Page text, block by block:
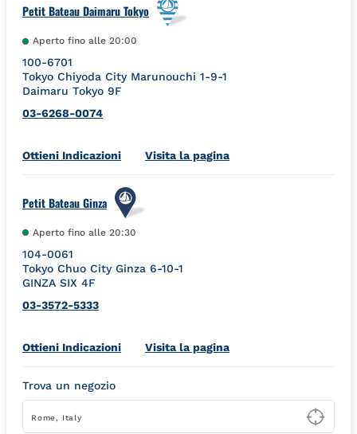
Petit Bateau Daimaru Tokyo
Aperto fino alle 20:00
100-6701
Tokyo Chiyoda City Marunouchi 1-9-1
Daimaru Tokyo 9F
03-6268-0074
Ottieni IndicazioniLink Opens in New Tab
Visita la pagina
Petit Bateau Ginza
Aperto fino alle 20:30
104-0061
Tokyo Chuo City Ginza 6-10-1
GINZA SIX 4F
03-3572-5333
Ottieni IndicazioniLink Opens in New Tab
Visita la pagina
Trova un negozio